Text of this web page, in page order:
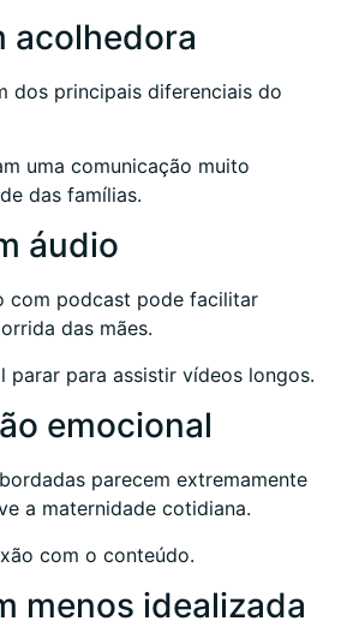
acolhedora
dos principais diferenciais do
uma comunicação muito
das famílias.
áudio
com podcast pode facilitar
das mães.
parar para assistir vídeos longos.
emocional
parecem extremamente
a maternidade cotidiana.
com o conteúdo.
menos idealizada